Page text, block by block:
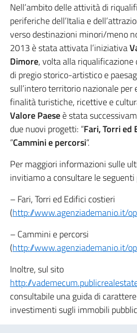
Nell’ambito delle attività di
periferiche dell’Italia e
verso destinazioni minori/meno
2013 è stata attivata l’iniziativa
Dimore, volta alla
di pregio storico-artistico e
sull’intero territorio nazionale per
finalità turistiche, ricettive e
Valore Paeseè stata
due nuovi progetti: “Fari, Torri ed
“Cammini e percorsi“.
Per maggiori informazioni sulle
invitiamo a consultare le seguenti
– Fari, Torri ed Edifici costieri
(http://www.agenziademanio.it/
– Cammini e percorsi
(http://www.agenziademanio.it/
Inoltre, sul sito
http://
consultabile una guida di
investimenti sugli immobili